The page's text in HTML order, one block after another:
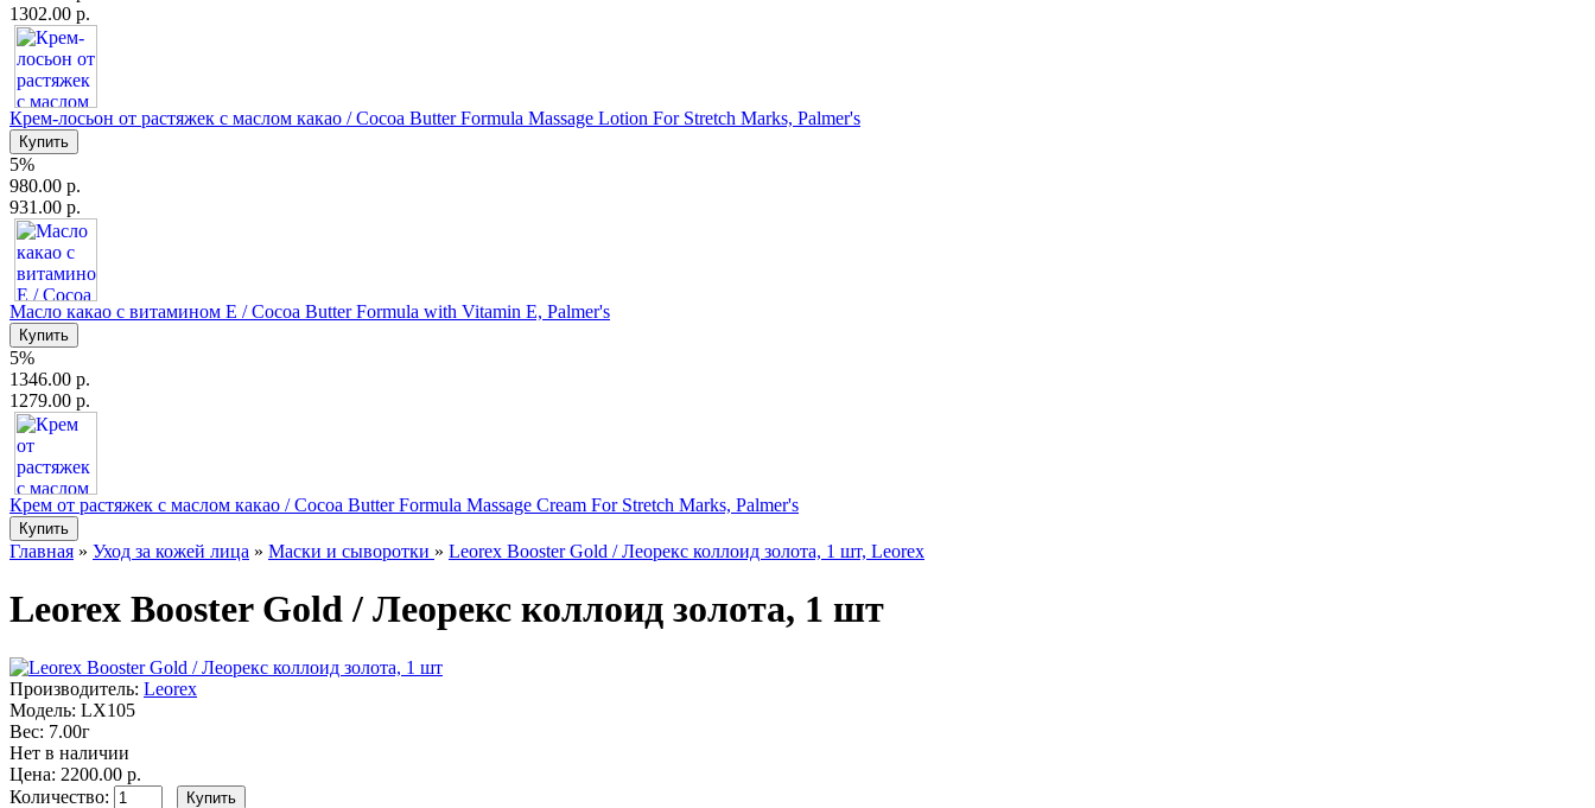
1302.00 р.
Крем-лосьон от растяжек с маслом какао / Cocoa Butter Formula Massage Lotion For Stretch Marks, Palmer's
5%
980.00 р.
931.00 р.
Масло какао с витамином Е / Cocoa Butter Formula with Vitamin E, Palmer's
5%
1346.00 р.
1279.00 р.
Крем от растяжек с маслом какао / Cocoa Butter Formula Massage Cream For Stretch Marks, Palmer's
Главная » Уход за кожей лица » Маски и сыворотки » Leorex Booster Gold / Леорекс коллоид золота, 1 шт, Leorex
Leorex Booster Gold / Леорекс коллоид золота, 1 шт
Производитель: Leorex
Модель: LX105
Вес: 7.00г
Нет в наличии
Цена: 2200.00 р.
Количество: